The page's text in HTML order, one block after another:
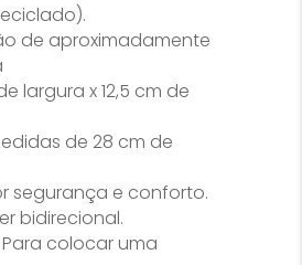
de aproximadamente
largura x 12,5 cm de
de 28 cm de
segurança e conforto.
bidirecional.
colocar uma